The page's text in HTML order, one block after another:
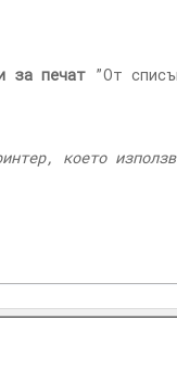
за печат ”От
което